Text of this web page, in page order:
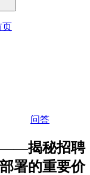
页
问答
——揭秘招聘
署的重要价